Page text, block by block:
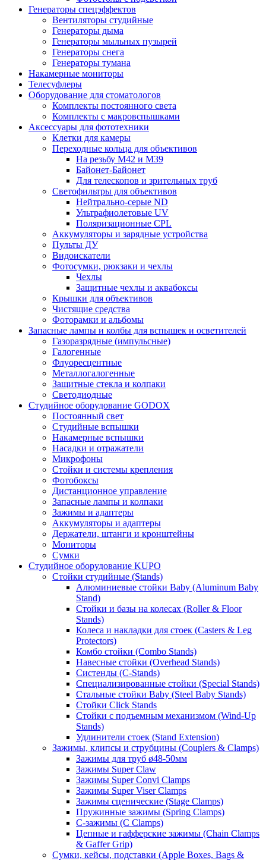
Генераторы спецэффектов
Вентиляторы студийные
Генераторы дыма
Генераторы мыльных пузырей
Генераторы снега
Генераторы тумана
Накамерные мониторы
Телесуфлеры
Оборудование для стоматологов
Комплекты постоянного света
Комплекты с макровспышками
Аксессуары для фототехники
Клетки для камеры
Переходные кольца для объективов
На резьбу М42 и М39
Байонет-Байонет
Для телескопов и зрительных труб
Светофильтры для объективов
Нейтрально-серые ND
Ультрафиолетовые UV
Поляризационные CPL
Аккумуляторы и зарядные устройства
Пульты ДУ
Видоискатели
Фотосумки, рюкзаки и чехлы
Чехлы
Защитные чехлы и аквабоксы
Крышки для объективов
Чистящие средства
Фоторамки и альбомы
Запасные лампы и колбы для вспышек и осветителей
Газоразрядные (импульсные)
Галогенные
Флуоресцентные
Металлогалогенные
Защитные стекла и колпаки
Светодиодные
Студийное оборудование GODOX
Постоянный свет
Студийные вспышки
Накамерные вспышки
Насадки и отражатели
Микрофоны
Стойки и системы крепления
Фотобоксы
Дистанционное управление
Запасные лампы и колпаки
Зажимы и адаптеры
Аккумуляторы и адаптеры
Держатели, штанги и кронштейны
Мониторы
Сумки
Студийное оборудование KUPO
Стойки студийные (Stands)
Алюминиевые стойки Baby (Aluminum Baby
Stand)
Стойки и базы на колесах (Roller & Floor
Stands)
Колеса и накладки для стоек (Casters & Leg
Protectors)
Комбо стойки (Combo Stands)
Навесные стойки (Overhead Stands)
Систенды (C-Stands)
Специализированные стойки (Special Stands)
Стальные стойки Baby (Steel Baby Stands)
Стойки Click Stands
Стойки с подъемным механизмом (Wind-Up
Stands)
Удлинители стоек (Stand Extension)
Зажимы, клипсы и струбцины (Couplers & Clamps)
Зажимы для труб ø48-50мм
Зажимы Super Claw
Зажимы Super Convi Clamps
Зажимы Super Viser Clamps
Зажимы сценические (Stage Clamps)
Пружинные зажимы (Spring Clamps)
С-зажимы (C Clamps)
Цепные и гафферские зажимы (Chain Clamps
& Gaffer Grip)
Сумки, кейсы, подставки (Apple Boxes, Bags &